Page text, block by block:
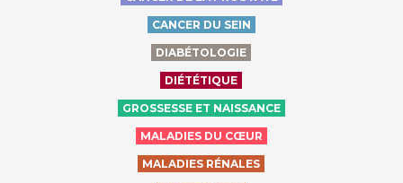
CANCER DU SEIN
DIABÉTOLOGIE
DIÉTÉTIQUE
GROSSESSE ET NAISSANCE
MALADIES DU CŒUR
MALADIES RÉNALES